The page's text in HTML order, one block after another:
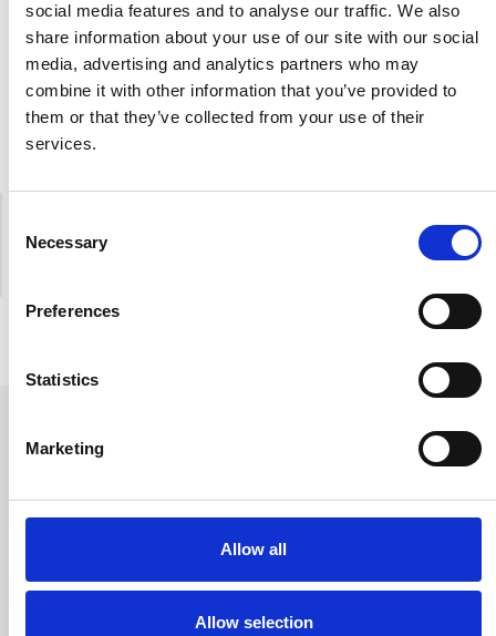
social media features and to analyse our traffic. We also
share information about your use of our site with our social
media, advertising and analytics partners who may
combine it with other information that you’ve provided to
them or that they’ve collected from your use of their
services.
Selection
Necessary
Preferences
Statistics
Marketing
Allow all
Allow selection
S’abonner
Inscrivez-vous à la newsletter pour recevoir par e-
mail des informations commerciales et marketing de
Bridge Solutions Hub S.A. concernant les promotions,
les soldes et les nouveautés. Je confirme également
que j'accepte la Politique de confidentialité.
Contact
Politique de confidentialité
Résiliation du contrat
ACDOCTOR CONTACT